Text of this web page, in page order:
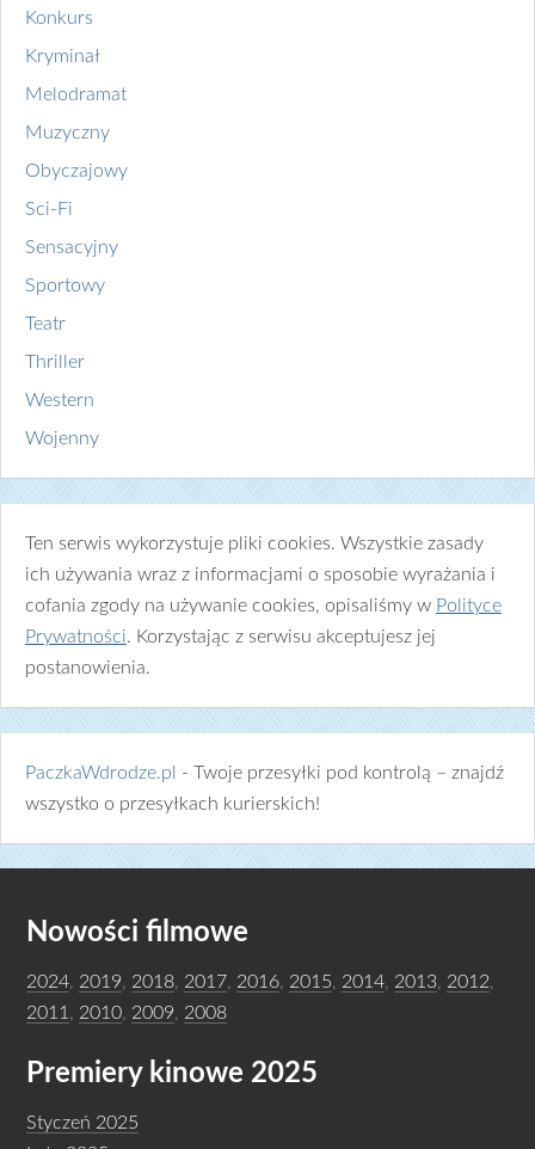
Konkurs
Kryminał
Melodramat
Muzyczny
Obyczajowy
Sci-Fi
Sensacyjny
Sportowy
Teatr
Thriller
Western
Wojenny
Ten serwis wykorzystuje pliki cookies. Wszystkie zasady
ich używania wraz z informacjami o sposobie wyrażania i
cofania zgody na używanie cookies, opisaliśmy w Polityce
Prywatności. Korzystając z serwisu akceptujesz jej
postanowienia.
PaczkaWdrodze.pl
- Twoje przesyłki pod kontrolą – znajdź
wszystko o przesyłkach kurierskich!
Nowości filmowe
2024 2019 2018 2017 2016 2015 2014 2013 2012
2011
2010 2009 2008
Premiery kinowe 2025
Styczeń 2025